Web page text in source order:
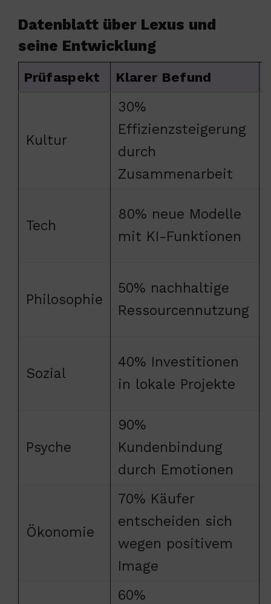
Datenblatt über Lexus und
seine Entwicklung
Prüfaspekt Klarer Befund
Kultur
30%
Effizienzsteigerung
durch
Zusammenarbeit
Tech
80% neue Modelle
mit KI-Funktionen
Philosophie
50% nachhaltige
Ressourcennutzung
Sozial
40% Investitionen
in lokale Projekte
Psyche
90%
Kundenbindung
durch Emotionen
Ökonomie
70% Käufer
entscheiden sich
wegen positivem
Image
60%